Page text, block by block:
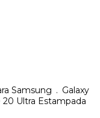
Samsung . Galaxy
20 Ultra Estampada